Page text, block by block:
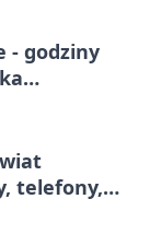
- godziny
telefony,